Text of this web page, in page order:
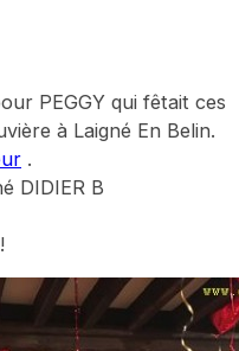
PEGGY qui fêtait ces
à Laigné En Belin.
.
DIDIER B